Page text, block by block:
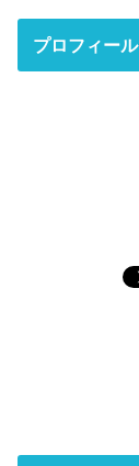
プロフィール